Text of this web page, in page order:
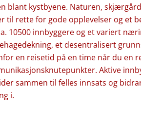
blant kystbyene. Naturen,
til rette for gode opplevelser og et
10500 innbyggere og et variert
et desentralisert
en reisetid på en time når du en
Aktive
sammen til felles innsats og
i.